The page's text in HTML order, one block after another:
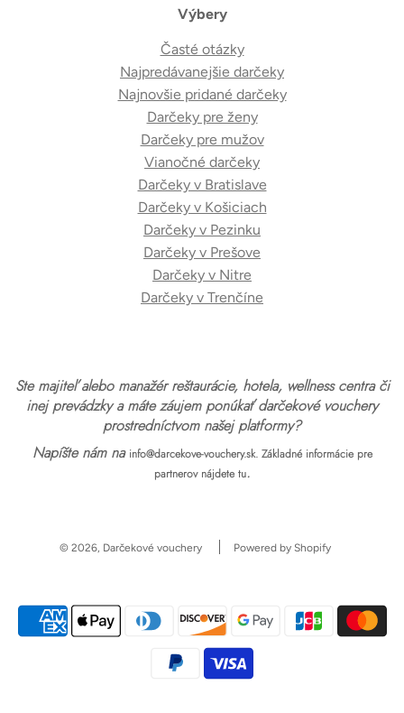
Výbery
Časté otázky
Najpredávanejšie darčeky
Najnovšie pridané darčeky
Darčeky pre ženy
Darčeky pre mužov
Vianočné darčeky
Darčeky v Bratislave
Darčeky v Košiciach
Darčeky v Pezinku
Darčeky v Prešove
Darčeky v Nitre
Darčeky v Trenčíne
Ste majiteľ alebo manažér reštaurácie, hotela, wellness centra či
inej prevádzky a máte záujem ponúkať darčekové vouchery
prostredníctvom našej platformy?
Napíšte nám na info@darcekove-vouchery.sk. Základné informácie pre
partnerov nájdete tu.
© 2026, Darčekové vouchery Powered by Shopify